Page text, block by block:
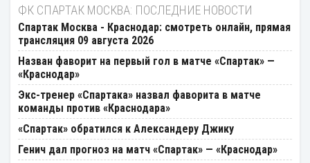
ФК СПАРТАК МОСКВА: ПОСЛЕДНИЕ НОВОСТИ
Спартак Москва - Краснодар: смотреть онлайн, прямая
трансляция 09 августа 2026
Назван фаворит на первый гол в матче «Спартак» —
«Краснодар»
Экс-тренер «Спартака» назвал фаворита в матче
команды против «Краснодара»
«Спартак» обратился к Александеру Джику
Генич дал прогноз на матч «Спартак» — «Краснодар»